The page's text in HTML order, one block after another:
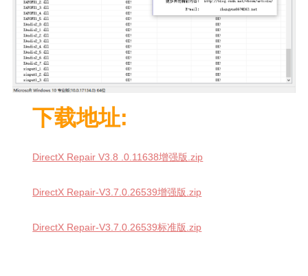
下载地址:
DirectX Repair V3.8 .0.11638增强版.zip
DirectX Repair-V3.7.0.26539增强版.zip
DirectX Repair-V3.7.0.26539标准版.zip